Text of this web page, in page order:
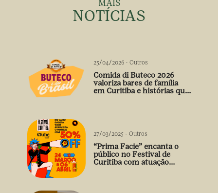
MAIS
NOTÍCIAS
25/04/2026 - Outros
Comida di Buteco 2026
valoriza bares de família
em Curitiba e histórias que
27/03/2025 - Outros
“Prima Facie” encanta o
público no Festival de
Curitiba com atuação